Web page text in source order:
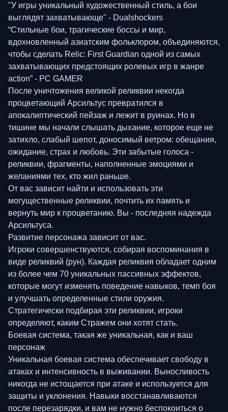
"У игры уникальный художественный стиль, а бои
выглядят захватывающе" - Dualshockers
“Стильные бои, трагические боссы и мир,
вдохновленный азиатским фольклором, объединяются,
чтобы сделать Relic: First Guardian одной из самых
захватывающих предстоящих ролевых игр в жанре
action” - PC GAMER
После уничтожения великой реликвии некогда
процветающий Арсильтус превратился в
апокалиптический пейзаж и лежит в руинах. Но в
тишине мы начали слышать дыхание, которое еще не
затихло, слабый шепот, доносимый ветром: обещания,
ожидание, страх и любовь. Эти забытые голоса -
реликвии, фрагменты, наполненные эмоциями и
желаниями тех, кто жил раньше.
От вас зависит найти и использовать эти
могущественные реликвии, почтить их память и
вернуть мир к процветанию. Вы - последняя надежда
Арсильтуса.
Развитие персонажа зависит от вас.
Игроки совершенствуются, собирая воспоминания в
виде реликвий (рун). Каждая реликвия обладает одним
из более чем 70 уникальных пассивных эффектов,
которые могут изменять поведение навыков, темп боя
и улучшать определенные стили оружия.
Стратегически подбирая эти реликвии, игроки
определяют, каким Стражем они хотят стать.
Боевая система, такая же уникальная, как и ваш
персонаж
Уникальная боевая система обеспечивает свободу в
атаках и интенсивность в выживании. Выносливость
никогда не истощается при атаке и используется для
защиты и уклонения. Навыки восстанавливаются
после перезарядки, и вам не нужно беспокоиться о